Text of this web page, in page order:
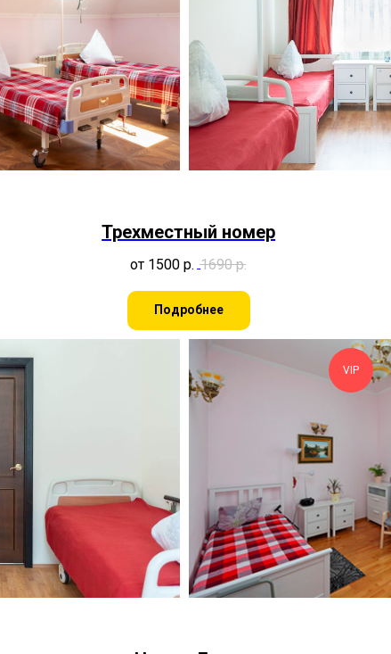
Трехместный номер
от 1500 р. 1690 р.
Подробнее
VIP